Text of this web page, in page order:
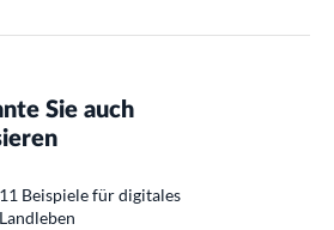
Sie auch
11 Beispiele für digitales
Landleben